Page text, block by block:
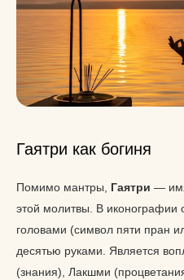
Гаятри как богиня
Помимо мантры, Гаятри —
этой молитвы. В иконографии
головами (символ пяти пран
десятью руками. Является
(знания), Лакшми